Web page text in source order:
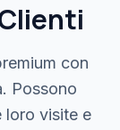
con
Possono
loro visite e